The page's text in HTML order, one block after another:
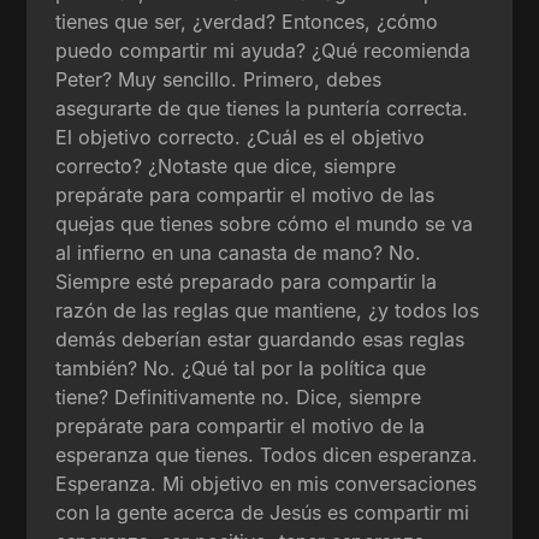
tienes que ser, ¿verdad? Entonces, ¿cómo
puedo compartir mi ayuda? ¿Qué recomienda
Peter? Muy sencillo. Primero, debes
asegurarte de que tienes la puntería correcta.
El objetivo correcto. ¿Cuál es el objetivo
correcto? ¿Notaste que dice, siempre
prepárate para compartir el motivo de las
quejas que tienes sobre cómo el mundo se va
al infierno en una canasta de mano? No.
Siempre esté preparado para compartir la
razón de las reglas que mantiene, ¿y todos los
demás deberían estar guardando esas reglas
también? No. ¿Qué tal por la política que
tiene? Definitivamente no. Dice, siempre
prepárate para compartir el motivo de la
esperanza que tienes. Todos dicen esperanza.
Esperanza. Mi objetivo en mis conversaciones
con la gente acerca de Jesús es compartir mi